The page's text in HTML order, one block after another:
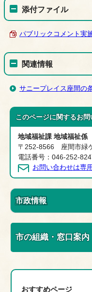
添付ファイル
パブリックコメント実
関連情報
サニープレイス座間の
このページに関するお問
地域福祉課 地域福祉係
〒252-8566 座間市緑
電話番号：046-252-
お問い合わせは専
市政情報
市の組織・窓口案内
おすすめページ